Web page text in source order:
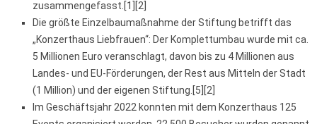
zusammengefasst.[1][2]
Die größte Einzelbaumaßnahme der Stiftung betrifft das
„Konzerthaus Liebfrauen“: Der Komplettumbau wurde mit ca.
5 Millionen Euro veranschlagt, davon bis zu 4 Millionen aus
Landes- und EU-Förderungen, der Rest aus Mitteln der Stadt
(1 Million) und der eigenen Stiftung.[5][2]
Im Geschäftsjahr 2022 konnten mit dem Konzerthaus 125